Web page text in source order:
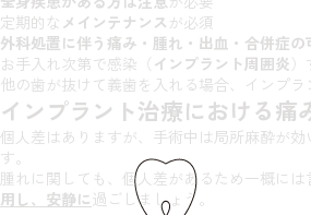
定期的な メインテナンス が必須
外科処置に伴う痛み・腫れ・出血・合併症の
お手入れ次第で感染（ インプラント周囲炎）
他の歯が抜けて義歯を入れる場合、インプ
インプラント治療における痛
個人差はありますが、手術中は局所麻酔が
す。
腫れに関しても、個人差があるため一概に
用し、安静に 過ごしましょう。